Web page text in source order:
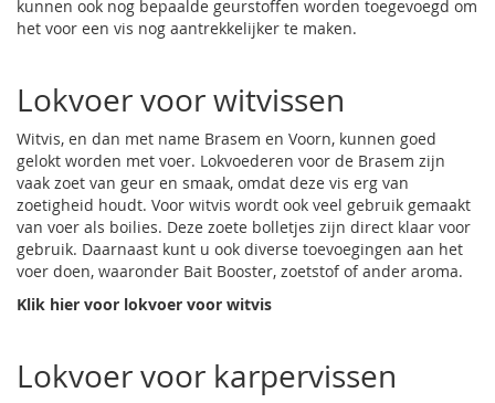
kunnen ook nog bepaalde geurstoffen worden toegevoegd om
het voor een vis nog aantrekkelijker te maken.
Lokvoer voor witvissen
Witvis, en dan met name Brasem en Voorn, kunnen goed
gelokt worden met voer. Lokvoederen voor de Brasem zijn
vaak zoet van geur en smaak, omdat deze vis erg van
zoetigheid houdt. Voor witvis wordt ook veel gebruik gemaakt
van voer als boilies. Deze zoete bolletjes zijn direct klaar voor
gebruik. Daarnaast kunt u ook diverse toevoegingen aan het
voer doen, waaronder Bait Booster, zoetstof of ander aroma.
Klik hier voor lokvoer voor witvis
Lokvoer voor karpervissen